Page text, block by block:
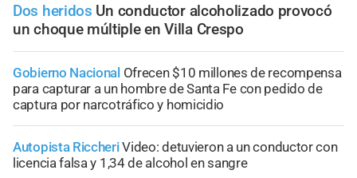
Dos heridos Un conductor alcoholizado provocó
un choque múltiple en Villa Crespo
Gobierno Nacional Ofrecen $10 millones de recompensa
para capturar a un hombre de Santa Fe con pedido de
captura por narcotráfico y homicidio
Autopista RiccheriVideo: detuvieron a un conductor con
licencia falsa y 1,34 de alcohol en sangre